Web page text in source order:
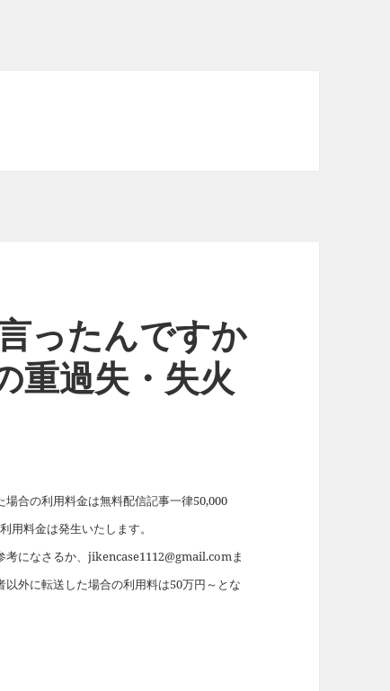
ったんですか
重過失・失火
合の利用料金は無料配信記事一律50,000
用料金は発生いたします。
考になさるか、jikencase1112@gmail.comま
外に転送した場合の利用料は50万円～とな